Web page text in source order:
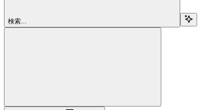
検索...